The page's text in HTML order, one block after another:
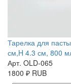
Тарелка для
см,H 4.3 см, 800
Арт. OLD-065
1800 ₽ RUB